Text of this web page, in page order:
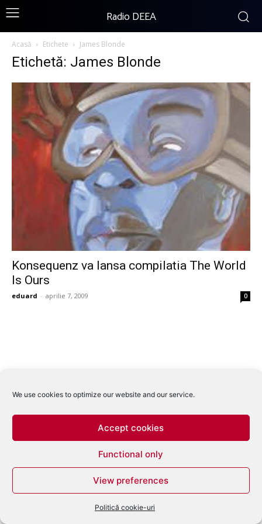
We use cookies to optimize our website and our service.
Accept cookies
Functional only
View preferences
Politică cookie-uri
Radio DEEA
Acasă Etichete James Blonde
Etichetă: James Blonde
Konsequenz va lansa compilatia The World
Is Ours
eduard - aprilie 7, 2009 0